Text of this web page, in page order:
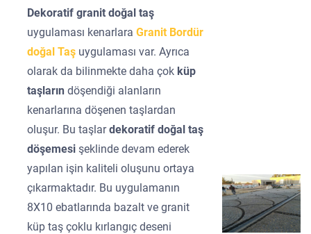
Dekoratif granit doğal taş
uygulaması kenarlaraGranit Bordür
doğal Taş uygulaması var. Ayrıca
olarak da bilinmekte daha çok küp
taşların döşendiği alanların
kenarlarına döşenen taşlardan
oluşur. Bu taşlardekoratif doğal taş
döşemesişeklinde devam ederek
yapılan işin kaliteli oluşunu ortaya
çıkarmaktadır. Bu uygulamanın
8X10 ebatlarında bazalt ve granit
küp taş çoklu kırlangıç deseni